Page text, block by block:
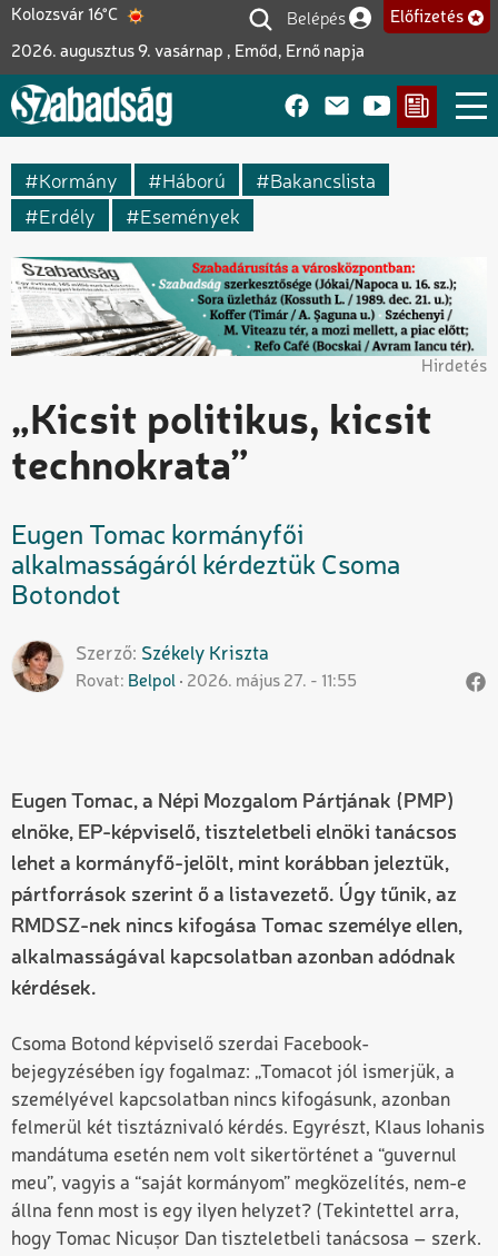
Ugrás
tartalomra
Kolozsvár 16°C
2026. augusztus 9. vasárnap , Emőd, Ernő napja
Felhasználói fiók
Belépés Előfizetés
Kormány Háború
Bakancslista
Erdély
Események
Hirdetés
„Kicsit politikus, kicsit
technokrata”
Eugen Tomac kormányfői
alkalmasságáról kérdeztük Csoma
Botondot
Szerző Székely Kriszta
Rovat Belpol 2026. május 27. - 11:55
Eugen Tomac, a Népi Mozgalom Pártjának (PMP)
elnöke, EP-képviselő, tiszteletbeli elnöki tanácsos
lehet a kormányfő-jelölt, mint korábban jeleztük,
pártforrások szerint ő a listavezető. Úgy tűnik, az
RMDSZ-nek nincs kifogása Tomac személye ellen,
alkalmasságával kapcsolatban azonban adódnak
kérdések.
Csoma Botond képviselő szerdai Facebook-
bejegyzésében így fogalmaz: „Tomacot jól ismerjük, a
személyével kapcsolatban nincs kifogásunk, azonban
felmerül két tisztáznivaló kérdés. Egyrészt, Klaus Iohanis
mandátuma esetén nem volt sikertörténet a “guvernul
meu”, vagyis a “saját kormányom” megközelítés, nem-e
állna fenn most is egy ilyen helyzet? (Tekintettel arra,
hogy Tomac Nicușor Dan tiszteletbeli tanácsosa – szerk.